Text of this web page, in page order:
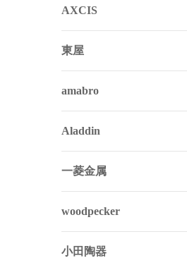
AXCIS
東屋
amabro
Aladdin
一菱金属
woodpecker
小田陶器